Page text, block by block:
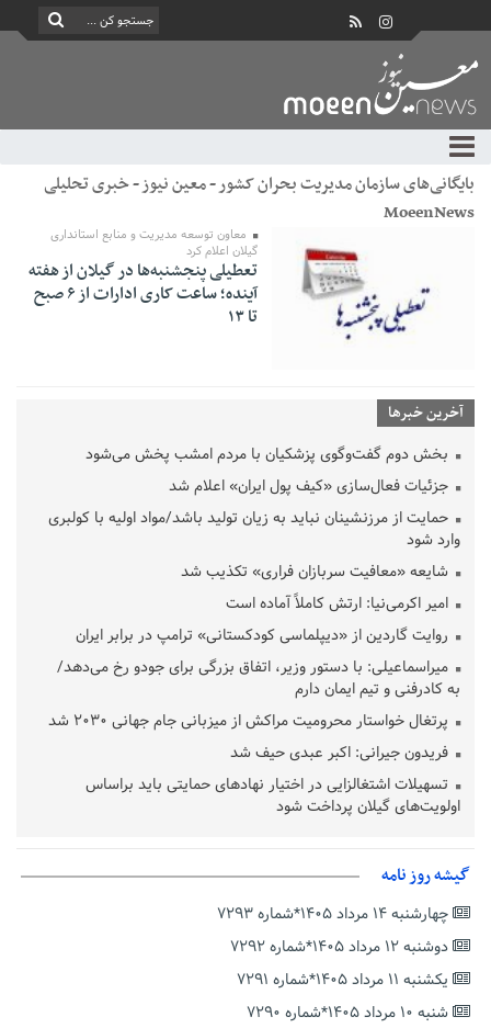
بایگانی‌های سازمان مدیریت بحران کشور - معین نیوز - خبری تحلیلی
MoeenNews
معاون توسعه مدیریت و منابع استانداری
گیلان اعلام کرد
تعطیلی پنجشنبه‌ها در گیلان از هفته
آینده؛ ساعت کاری ادارات از ۶ صبح
تا ۱۳
آخرین خبرها
بخش دوم گفت‌وگوی پزشکیان با مردم امشب پخش می‌شود
جزئیات فعال‌سازی «کیف پول ایران» اعلام شد
حمایت از مرزنشینان نباید به زیان تولید باشد/مواد اولیه با کولبری
وارد شود
شایعه «معافیت سربازان فراری» تکذیب شد
امیر اکرمی‌نیا: ارتش کاملاً آماده است
روایت گاردین از «دیپلماسی کودکستانی» ترامپ در برابر ایران
میراسماعیلی: با دستور وزیر، اتفاق بزرگی برای جودو رخ می‌دهد/
به کادرفنی و تیم ایمان دارم
پرتغال خواستار محرومیت مراکش از میزبانی جام جهانی ۲۰۳۰ شد
فریدون جیرانی: اکبر عبدی حیف شد
تسهیلات اشتغالزایی در اختیار نهادهای حمایتی باید براساس
اولویت‌های گیلان پرداخت شود
دفتر رهبر انقلاب: مطالب خارج از مراجع رسمی فاقد سندیت است
بقائی: فضای مذاکرات فنی و سیاسی ایران و عمان درباره تنگه هرمز،
مثبت است
رئیس سازمان جهاد کشاورزی استان: کشاورزان گیلان نسبت به
دریافت یارانه کود اقدام کنند
گیشه روز نامه
چهارشنبه ۱۴ مرداد ۱۴۰۵*شماره ۷۲۹۳
دوشنبه ۱۲ مرداد ۱۴۰۵*شماره ۷۲۹۲
یکشنبه ۱۱ مرداد ۱۴۰۵*شماره ۷۲۹۱
شنبه ۱۰ مرداد ۱۴۰۵*شماره ۷۲۹۰